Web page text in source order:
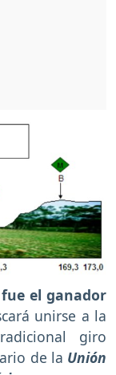
el ganador
unirse a la
giro
de la Unión